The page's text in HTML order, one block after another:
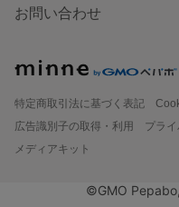
お問い合わせ
特定商取引法に基づく表記
広告識別子の取得・利用
プラ
メディアキット
©GMO